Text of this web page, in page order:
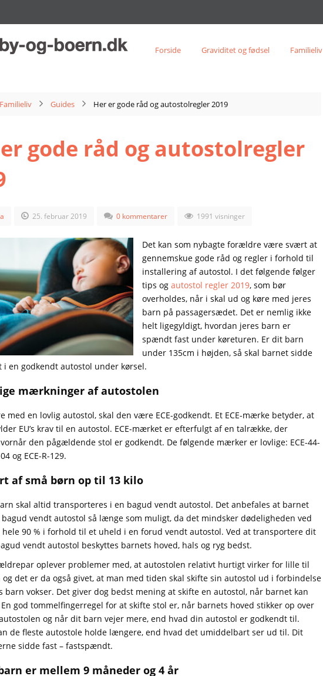
Forside Graviditet og fødsel Familieliv
Familieliv Guides Her er gode råd og autostolregler 2019
gode råd og autostolregler
25. februar 2019 0 kommentarer 1991 visninger
Det kan som nybagte forældre være svært at
gennemskue gode råd og regler i forhold til
installering af autostol. I det følgende følger
tips og autostol regler 2019, som bør
overholdes, når i skal ud og køre med jeres
barn på passagersædet. Det er nemlig ikke
helt ligegyldigt, hvordan jeres barn er
spændt fast under køreturen. Er dit barn
under 135cm i højden, så skal barnet sidde
en godkendt autostol under kørsel.
mærkninger af autostolen
med en lovlig autostol, skal den være ECE-godkendt. Et ECE-mærke betyder, at
EU’s krav til en autostol. ECE-mærket er efterfulgt af en talrække, der
den pågældende stol er godkendt. De følgende mærker er lovlige: ECE-44-
og ECE-R-129.
af små børn op til 13 kilo
skal altid transporteres i en bagud vendt autostol. Det anbefales at barnet
vendt autostol så længe som muligt, da det mindsker dødeligheden ved
90 % i forhold til et uheld i en forud vendt autostol. Ved at transportere dit
vendt autostol beskyttes barnets hoved, hals og ryg bedst.
oplever problemer med, at autostolen relativt hurtigt virker for lille til
det er da også givet, at man med tiden skal skifte sin autostol ud i forbindelse
barn vokser. Det giver dog bedst mening at skifte en autostol, når barnet kan
god tommelfingerregel for at skifte stol er, når barnets hoved stikker op over
og når dit barn vejer mere, end hvad din autostol er godkendt til.
de fleste autostole holde længere, end hvad det umiddelbart ser ud til. Dit
sidde fast – fastspændt.
er mellem 9 måneder og 4 år